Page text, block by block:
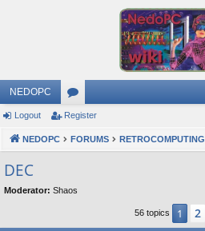
NEDOPC
or
u
s
Logout Register
NEDOPC FORUMS RETROCOMPUTING
DEC
Moderator: Shaos
56 topics 1 2